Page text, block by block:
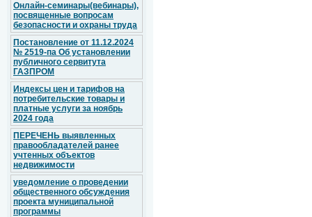
Онлайн-семинары(вебинары),
посвященные вопросам
безопасности и охраны труда
Постановление от 11.12.2024
№ 2519-па Об установлении
публичного сервитута
ГАЗПРОМ
Индексы цен и тарифов на
потребительские товары и
платные услуги за ноябрь
2024 года
ПЕРЕЧЕНЬ выявленных
правообладателей ранее
учтенных объектов
недвижимости
уведомление о проведении
общественного обсуждения
проекта муниципальной
программы